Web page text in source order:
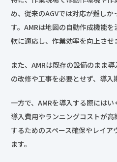
め、従来のAGVでは対応が難しか
す。AMRは地図の自動作成機能
軟に適応し、作業効率を向上させ
また、AMRは既存の設備のまま
の改修や工事を必要とせず、導入
一方で、AMRを導入する際にはい
導入費用やランニングコストが
するためのスペース確保やレイア
ます。